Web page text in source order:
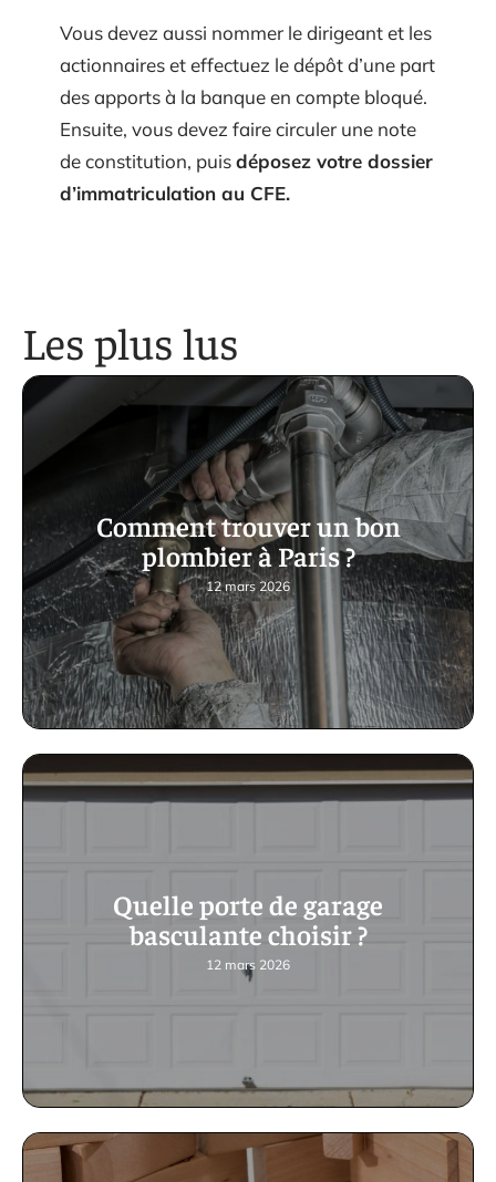
Vous devez aussi nommer le dirigeant et les
actionnaires et effectuez le dépôt d’une part
des apports à la banque en compte bloqué.
Ensuite, vous devez faire circuler une note
de constitution, puisdéposez votre dossier
d’immatriculation au CFE.
Les plus lus
Comment trouver un bon
plombier à Paris ?
12 mars 2026
Quelle porte de garage
basculante choisir ?
12 mars 2026